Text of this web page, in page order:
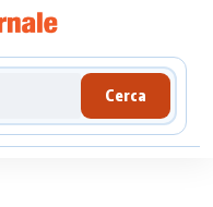
Cerca